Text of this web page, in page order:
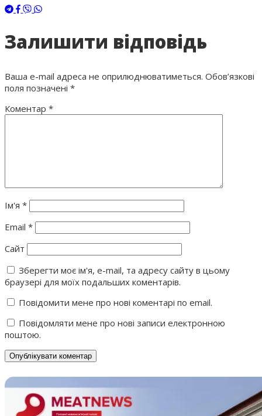
Залишити відповідь
Ваша e-mail адреса не оприлюднюватиметься. Обов’язкові
поля позначені *
Коментар *
Ім'я *
Email *
Сайт
Зберегти моє ім'я, e-mail, та адресу сайту в цьому
браузері для моїх подальших коментарів.
Повідомити мене про нові коментарі по email.
Повідомляти мене про нові записи електронною
поштою.